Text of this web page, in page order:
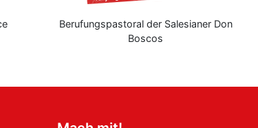
Berufungspastoral der Salesianer Don
Boscos